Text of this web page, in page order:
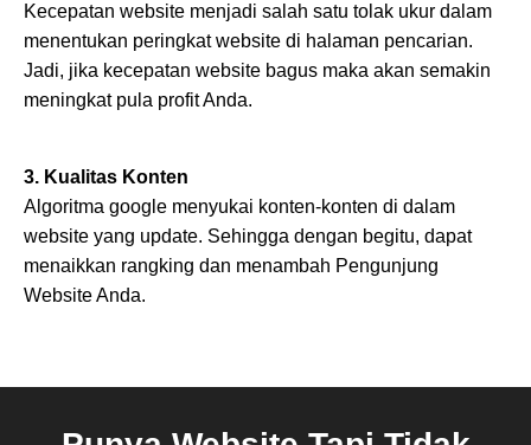
Kecepatan website menjadi salah satu tolak ukur dalam
menentukan peringkat website di halaman pencarian.
Jadi, jika kecepatan website bagus maka akan semakin
meningkat pula profit Anda.
3. Kualitas Konten
Algoritma google menyukai konten-konten di dalam
website yang update. Sehingga dengan begitu, dapat
menaikkan rangking dan menambah Pengunjung
Website Anda.